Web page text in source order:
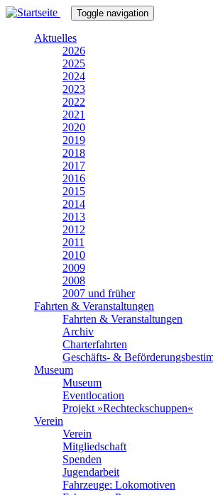
Direkt
Toggle navigation
Aktuelles
2026
2025
2024
2023
2022
2021
2020
2019
2018
2017
2016
2015
2014
2013
2012
2011
2010
2009
2008
2007 und früher
Fahrten & Veranstaltungen
Fahrten & Veranstaltungen
Archiv
Charterfahrten
Geschäfts- &
Museum
Museum
Eventlocation
Projekt »Rechteckschuppen«
Verein
Verein
Mitgliedschaft
Spenden
Jugendarbeit
Fahrzeuge: Lokomotiven